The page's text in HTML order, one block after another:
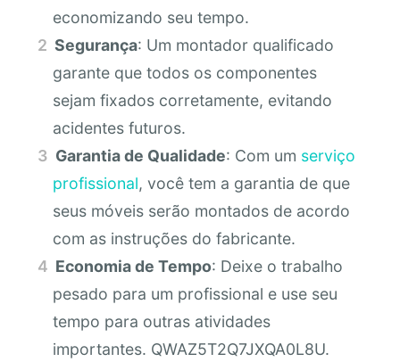
economizando seu tempo.
Segurança: Um montador qualificado
garante que todos os componentes
sejam fixados corretamente, evitando
acidentes futuros.
Garantia de Qualidade: Com um serviço
profissional, você tem a garantia de que
seus móveis serão montados de acordo
com as instruções do fabricante.
Economia de Tempo: Deixe o trabalho
pesado para um profissional e use seu
tempo para outras atividades
importantes. QWAZ5T2Q7JXQA0L8U.